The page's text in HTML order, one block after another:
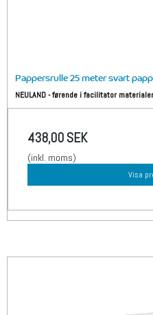
Pappersrulle 25 meter svart
NEULAND - førende i facilitator
438,00 SEK
(inkl. moms)
Visa